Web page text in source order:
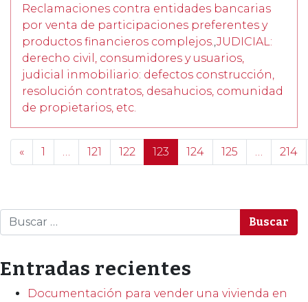
Reclamaciones contra entidades bancarias
por venta de participaciones preferentes y
productos financieros complejos.,JUDICIAL:
derecho civil, consumidores y usuarios,
judicial inmobiliario: defectos construcción,
resolución contratos, desahucios, comunidad
de propietarios, etc.
Posts navigation
« 1 … 121 122 123 124 125 … 214
Buscar
Entradas recientes
Documentación para vender una vivienda en